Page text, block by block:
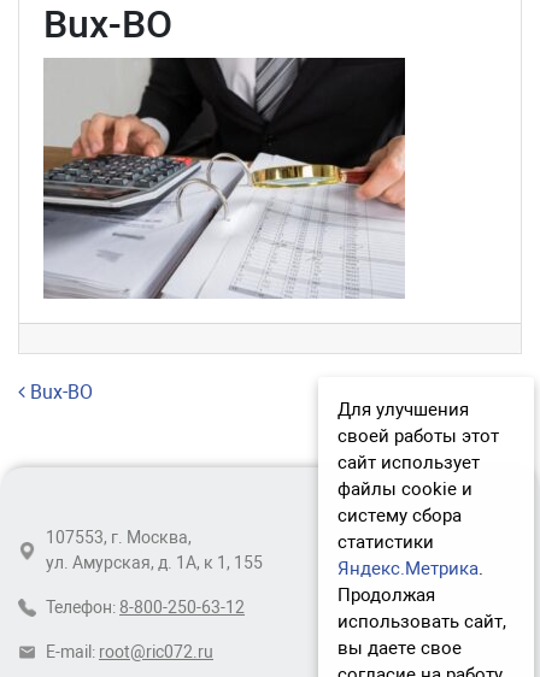
Bux-BO
Навигация по записям
Bux-BO
107553, г. Москва,
ул. Амурская, д. 1А, к 1, 155
Телефон: 8-800-250-63-12
E-mail: root@ric072.ru
Для улучшения
своей работы этот
сайт использует
файлы cookie и
систему сбора
статистики
Яндекс.Метрика.
Продолжая
использовать сайт,
вы даете свое